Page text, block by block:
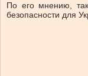
По его мнению,
безопасности для